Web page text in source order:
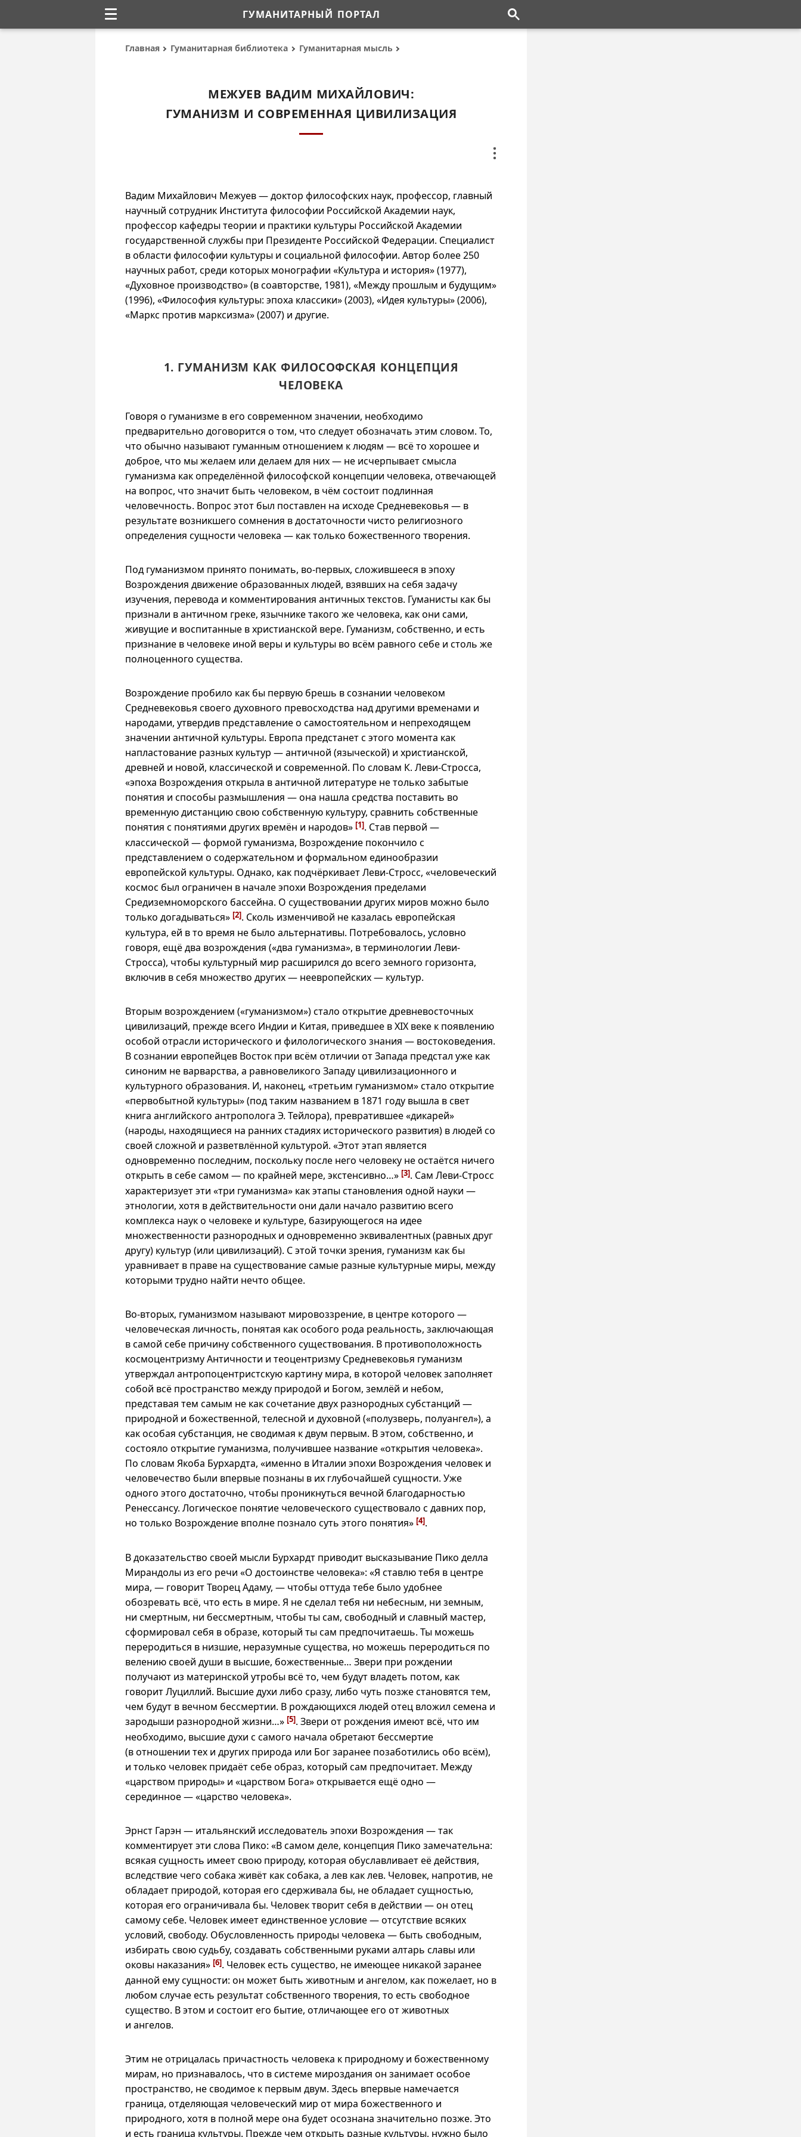
ГУМАНИТАРНЫЙ ПОРТАЛ
Главная Гуманитарная библиотека Гуманитарная мысль
МЕЖУЕВ ВАДИМ МИХАЙЛОВИЧ:
ГУМАНИЗМ И СОВРЕМЕННАЯ ЦИВИЛИЗАЦИЯ
Вадим Михайлович Межуев — доктор философских наук, профессор, главный
научный сотрудник Института философии Российской Академии наук,
профессор кафедры теории и практики культуры Российской Академии
государственной службы при Президенте Российской Федерации. Специалист
в области философии культуры и социальной философии. Автор более 250
научных работ, среди которых монографии «Культура и история» (1977),
«Духовное производство» (в соавторстве, 1981), «Между прошлым и будущим»
(1996), «Философия культуры: эпоха классики» (2003), «Идея культуры» (2006),
«Маркс против марксизма» (2007) и другие.
1. ГУМАНИЗМ КАК ФИЛОСОФСКАЯ КОНЦЕПЦИЯ
ЧЕЛОВЕКА
Говоря о гуманизме в его современном значении, необходимо
предварительно договорится о том, что следует обозначать этим словом. То,
что обычно называют гуманным отношением к людям — всё то хорошее и
доброе, что мы желаем или делаем для них — не исчерпывает смысла
гуманизма как определённой философской концепции человека, отвечающей
на вопрос, что значит быть человеком, в чём состоит подлинная
человечность. Вопрос этот был поставлен на исходе Средневековья — в
результате возникшего сомнения в достаточности чисто религиозного
определения сущности человека — как только божественного творения.
Под гуманизмом принято понимать, во-первых, сложившееся в эпоху
Возрождения движение образованных людей, взявших на себя задачу
изучения, перевода и комментирования античных текстов. Гуманисты как бы
признали в античном греке, язычнике такого же человека, как они сами,
живущие и воспитанные в христианской вере. Гуманизм, собственно, и есть
признание в человеке иной веры и культуры во всём равного себе и столь же
полноценного существа.
Возрождение пробило как бы первую брешь в сознании человеком
Средневековья своего духовного превосходства над другими временами и
народами, утвердив представление о самостоятельном и непреходящем
значении античной культуры. Европа предстанет с этого момента как
напластование разных культур — античной (языческой) и христианской,
древней и новой, классической и современной. По словам К. Леви-Стросса,
«эпоха Возрождения открыла в античной литературе не только забытые
понятия и способы размышления — она нашла средства поставить во
временную дистанцию свою собственную культуру, сравнить собственные
понятия с понятиями других времён и народов» [1]. Став первой —
классической — формой гуманизма, Возрождение покончило с
представлением о содержательном и формальном единообразии
европейской культуры. Однако, как подчёркивает Леви-Стросс, «человеческий
космос был ограничен в начале эпохи Возрождения пределами
Средиземноморского бассейна. О существовании других миров можно было
только догадываться» [2]. Сколь изменчивой не казалась европейская
культура, ей в то время не было альтернативы. Потребовалось, условно
говоря, ещё два возрождения («два гуманизма», в терминологии Леви-
Стросса), чтобы культурный мир расширился до всего земного горизонта,
включив в себя множество других — неевропейских — культур.
Вторым возрождением («гуманизмом») стало открытие древневосточных
цивилизаций, прежде всего Индии и Китая, приведшее в ХIX веке к появлению
особой отрасли исторического и филологического знания — востоковедения.
В сознании европейцев Восток при всём отличии от Запада предстал уже как
синоним не варварства, а равновеликого Западу цивилизационного и
культурного образования. И, наконец, «третьим гуманизмом» стало открытие
«первобытной культуры» (под таким названием в 1871 году вышла в свет
книга английского антрополога Э. Тейлора), превратившее «дикарей»
(народы, находящиеся на ранних стадиях исторического развития) в людей со
своей сложной и разветвлённой культурой. «Этот этап является
одновременно последним, поскольку после него человеку не остаётся ничего
открыть в себе самом — по крайней мере, экстенсивно…» [3]. Сам Леви-Стросс
характеризует эти «три гуманизма» как этапы становления одной науки —
этнологии, хотя в действительности они дали начало развитию всего
комплекса наук о человеке и культуре, базирующегося на идее
множественности разнородных и одновременно эквивалентных (равных друг
другу) культур (или цивилизаций). С этой точки зрения, гуманизм как бы
уравнивает в праве на существование самые разные культурные миры, между
которыми трудно найти нечто общее.
Во-вторых, гуманизмом называют мировоззрение, в центре которого —
человеческая личность, понятая как особого рода реальность, заключающая
в самой себе причину собственного существования. В противоположность
космоцентризму Античности и теоцентризму Средневековья гуманизм
утверждал антропоцентристскую картину мира, в которой человек заполняет
собой всё пространство между природой и Богом, землёй и небом,
представая тем самым не как сочетание двух разнородных субстанций —
природной и божественной, телесной и духовной («полузверь, полуангел»), а
как особая субстанция, не сводимая к двум первым. В этом, собственно, и
состояло открытие гуманизма, получившее название «открытия человека».
По словам Якоба Бурхардта, «именно в Италии эпохи Возрождения человек и
человечество были впервые познаны в их глубочайшей сущности. Уже
одного этого достаточно, чтобы проникнуться вечной благодарностью
Ренессансу. Логическое понятие человеческого существовало с давних пор,
но только Возрождение вполне познало суть этого понятия» [4].
В доказательство своей мысли Бурхардт приводит высказывание Пико делла
Мирандолы из его речи «О достоинстве человека»: «Я ставлю тебя в центре
мира, — говорит Творец Адаму, — чтобы оттуда тебе было удобнее
обозревать всё, что есть в мире. Я не сделал тебя ни небесным, ни земным,
ни смертным, ни бессмертным, чтобы ты сам, свободный и славный мастер,
сформировал себя в образе, который ты сам предпочитаешь. Ты можешь
переродиться в низшие, неразумные существа, но можешь переродиться по
велению своей души в высшие, божественные… Звери при рождении
получают из материнской утробы всё то, чем будут владеть потом, как
говорит Луциллий. Высшие духи либо сразу, либо чуть позже становятся тем,
чем будут в вечном бессмертии. В рождающихся людей отец вложил семена и
зародыши разнородной жизни…» [5]. Звери от рождения имеют всё, что им
необходимо, высшие духи с самого начала обретают бессмертие
(в отношении тех и других природа или Бог заранее позаботились обо всём),
и только человек придаёт себе образ, который сам предпочитает. Между
«царством природы» и «царством Бога» открывается ещё одно —
серединное — «царство человека».
Эрнст Гарэн — итальянский исследователь эпохи Возрождения — так
комментирует эти слова Пико: «В самом деле, концепция Пико замечательна:
всякая сущность имеет свою природу, которая обуславливает её действия,
вследствие чего собака живёт как собака, а лев как лев. Человек, напротив, не
обладает природой, которая его сдерживала бы, не обладает сущностью,
которая его ограничивала бы. Человек творит себя в действии — он отец
самому себе. Человек имеет единственное условие — отсутствие всяких
условий, свободу. Обусловленность природы человека — быть свободным,
избирать свою судьбу, создавать собственными руками алтарь славы или
оковы наказания» [6]. Человек есть существо, не имеющее никакой заранее
данной ему сущности: он может быть животным и ангелом, как пожелает, но в
любом случае есть результат собственного творения, то есть свободное
существо. В этом и состоит его бытие, отличающее его от животных
и ангелов.
Этим не отрицалась причастность человека к природному и божественному
мирам, но признавалось, что в системе мироздания он занимает особое
пространство, не сводимое к первым двум. Здесь впервые намечается
граница, отделяющая человеческий мир от мира божественного и
природного, хотя в полной мере она будет осознана значительно позже. Это
и есть граница культуры. Прежде чем открыть разные культуры, нужно было